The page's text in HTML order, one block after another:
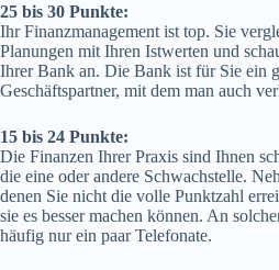
25 bis 30 Punkte:
Ihr Finanzmanagement ist top. Sie
Planungen mit Ihren Istwerten und
Ihrer Bank an. Die Bank ist für Sie ein
Geschäftspartner, mit dem man auch
15 bis 24 Punkte:
Die Finanzen Ihrer Praxis sind Ihnen
die eine oder andere Schwachstelle.
denen Sie nicht die volle Punktzahl
sie es besser machen können. An
häufig nur ein paar Telefonate.